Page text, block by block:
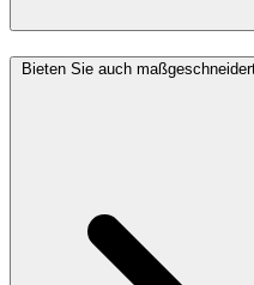
Bieten Sie auch